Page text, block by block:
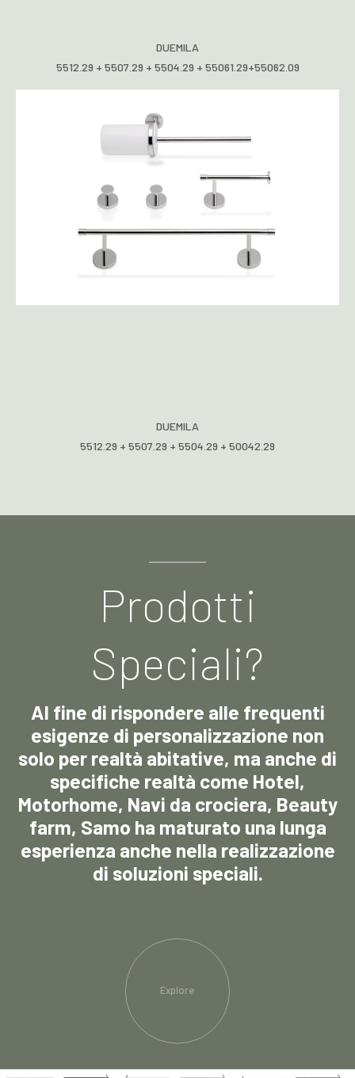
DUEMILA
5512.29 + 5507.29 + 5504.29 + 55061.29+55062.09
DUEMILA
5512.29 + 5507.29 + 5504.29 + 50042.29
Prodotti
Speciali?
Al fine di rispondere alle frequenti
esigenze di personalizzazione non
solo per realtà abitative, ma anche di
specifiche realtà come Hotel,
Motorhome, Navi da crociera, Beauty
farm, Samo ha maturato una lunga
esperienza anche nella realizzazione
di soluzioni speciali.
Explore